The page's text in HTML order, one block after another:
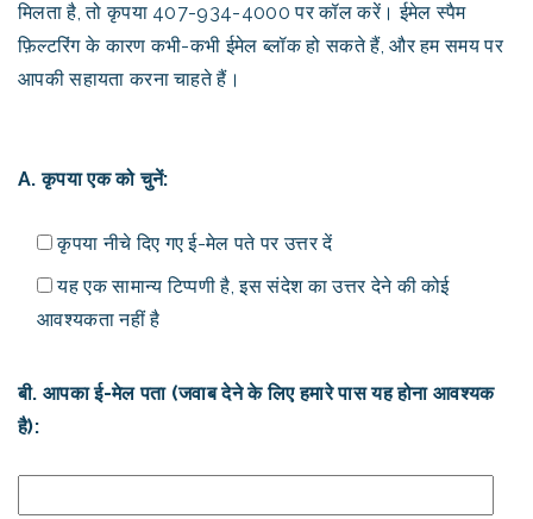
मिलता है, तो कृपया 407-934-4000 पर कॉल करें। ईमेल स्पैम
फ़िल्टरिंग के कारण कभी-कभी ईमेल ब्लॉक हो सकते हैं, और हम समय पर
आपकी सहायता करना चाहते हैं।
A. कृपया एक को चुनें:
कृपया नीचे दिए गए ई-मेल पते पर उत्तर दें
यह एक सामान्य टिप्पणी है, इस संदेश का उत्तर देने की कोई
आवश्यकता नहीं है
बी. आपका ई-मेल पता (जवाब देने के लिए हमारे पास यह होना आवश्यक
है):